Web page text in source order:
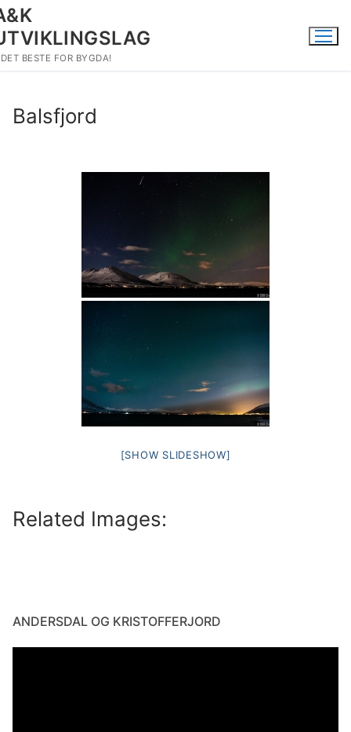
Hopp
til
innholdet
BESTE FOR BYGDA!
Balsfjord
[SHOW SLIDESHOW]
Related Images:
ANDERSDAL OG KRISTOFFERJORD